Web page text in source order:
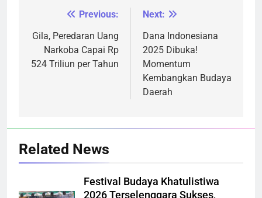
Navigasi
pos
Previous:
Gila, Peredaran Uang
Narkoba Capai Rp
524 Triliun per Tahun
Next:
Dana Indonesiana
2025 Dibuka!
Momentum
Kembangkan Budaya
Daerah
Related News
Festival Budaya Khatulistiwa
2026 Terselenggara Sukses,